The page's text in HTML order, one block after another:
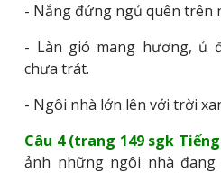
- Nắng đứng ngủ quên trên
- Làn gió mang hương, ủ
chưa trát.
- Ngôi nhà lớn lên với trời
Câu 4 (trang 149 sgk
ảnh những ngôi nhà